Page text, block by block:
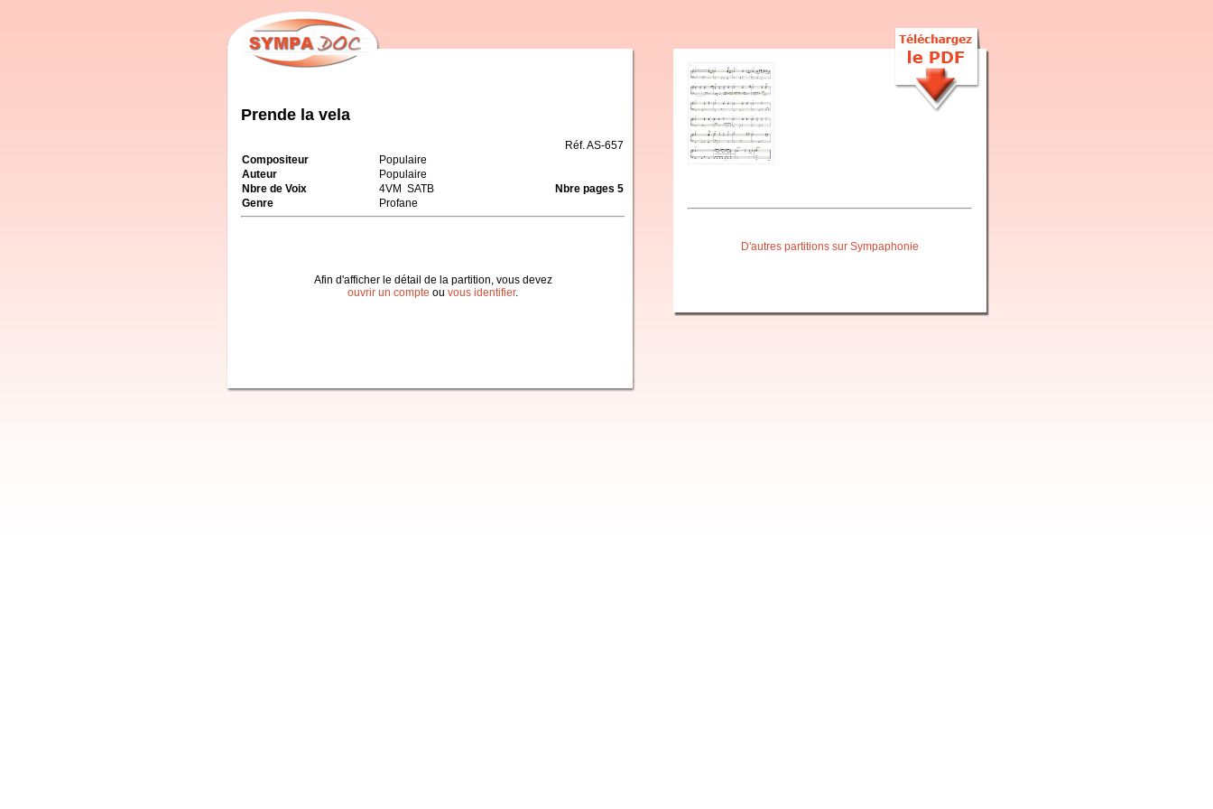
Prende la vela
Réf. AS-657
Compositeur
Populaire
Auteur
Populaire
Nbre de Voix
4VM SATB
Nbre pages 5
Genre
Profane
Afin d'afficher le détail de la partition, vous devez
ouvrir un compte ou vous identifier.
D'autres partitions sur Sympaphonie